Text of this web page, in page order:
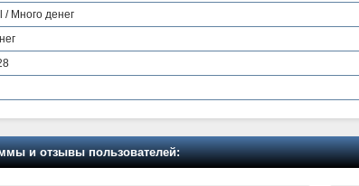
/ Много денег
и отзывы пользователей: